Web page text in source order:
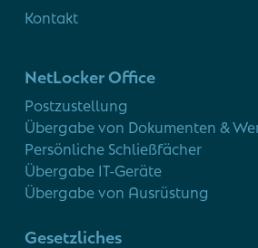
Kontakt
NetLocker Office
Postzustellung
Übergabe von Dokumenten &
Persönliche Schließfächer
Übergabe IT-Geräte
Übergabe von Ausrüstung
Gesetzliches